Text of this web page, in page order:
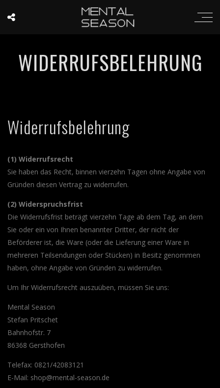
WIDERRUFSBELEHRUNG
Widerrufsbelehrung
(1) Widerrufsrecht
Sie haben das Recht, binnen vierzehn Tagen ohne Angabe von
Gründen diesen Vertrag zu widerrufen.
(2) Widerspruchsfrist
Die Widerrufsfrist beträgt vierzehn Tage ab dem Tag, an dem
Sie oder ein von Ihnen benannter Dritter, der nicht der
Beförderer ist, die Ware (oder die Lieferung einer Ware in
mehreren Teilsendungen oder Stücken) in Besitz genommen
haben, ohne Angabe von Gründen zu widerrufen.
Um Ihr Widerrufsrecht auszuüben, müssen Sie uns:
Mental Season
Stefan Pritschet
Bahnhofstr. 7
86368 Gersthofen
Telefax: 0821/42083121
E-Mail: shop@mental-season.de